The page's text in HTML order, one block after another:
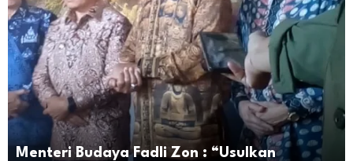
Menteri Budaya Fadli Zon : “Usulkan